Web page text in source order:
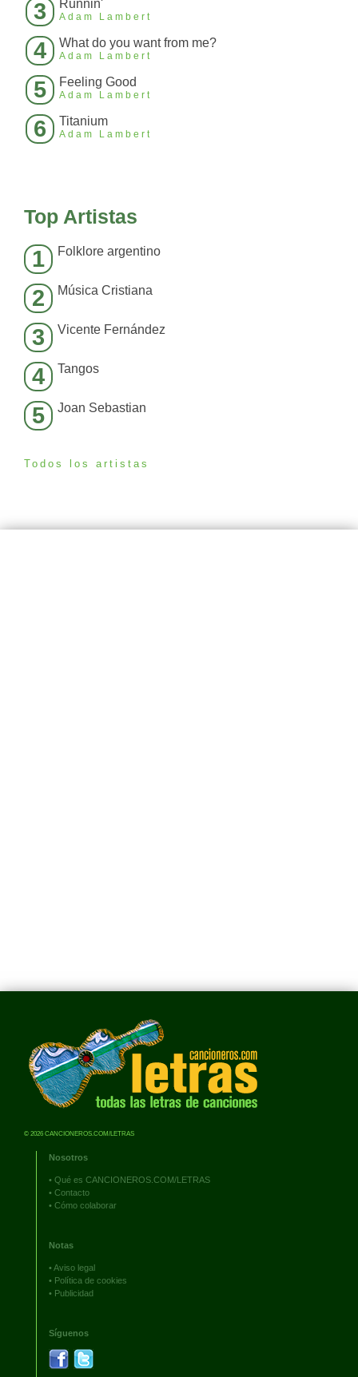
3 Runnin'
Adam Lambert
4 What do you want from me?
Adam Lambert
5 Feeling Good
Adam Lambert
6 Titanium
Adam Lambert
Top Artistas
1 Folklore argentino
2 Música Cristiana
3 Vicente Fernández
4 Tangos
5 Joan Sebastian
Todos los artistas
© 2026 CANCIONEROS.COM/LETRAS
Nosotros
• Qué es CANCIONEROS.COM/LETRAS
• Contacto
• Cómo colaborar
Notas
•Aviso legal
• Política de cookies
• Publicidad
Síguenos